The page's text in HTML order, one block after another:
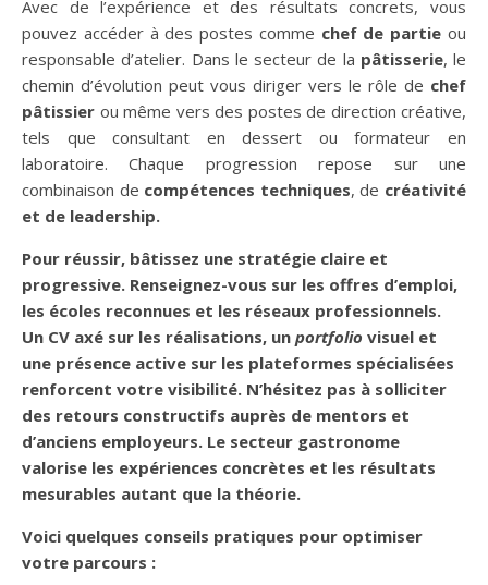
Avec de l’expérience et des résultats concrets, vous
pouvez accéder à des postes comme chef de partie ou
responsable d’atelier. Dans le secteur de la pâtisserie, le
chemin d’évolution peut vous diriger vers le rôle de chef
pâtissier ou même vers des postes de direction créative,
tels que consultant en dessert ou formateur en
laboratoire. Chaque progression repose sur une
combinaison de compétences techniques, de créativité
et de leadership.
Pour réussir, bâtissez une stratégie claire et
progressive. Renseignez-vous sur les offres d’emploi,
les écoles reconnues et les réseaux professionnels.
Un CV axé sur les réalisations, un portfolio visuel et
une présence active sur les plateformes spécialisées
renforcent votre visibilité. N’hésitez pas à solliciter
des retours constructifs auprès de mentors et
d’anciens employeurs. Le secteur gastronome
valorise les expériences concrètes et les résultats
mesurables autant que la théorie.
Voici quelques conseils pratiques pour optimiser
votre parcours :